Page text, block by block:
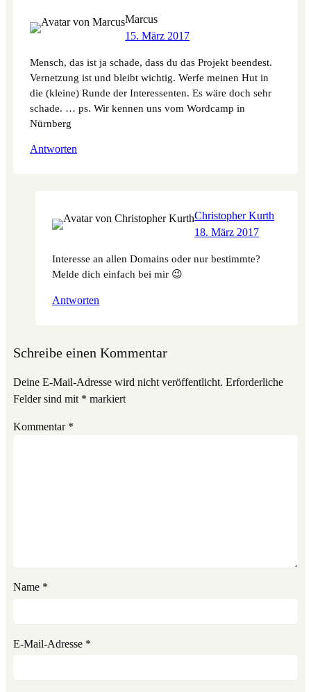
Marcus
15. März 2017
Mensch, das ist ja schade, dass du das Projekt beendest.
Vernetzung ist und bleibt wichtig. Werfe meinen Hut in
die (kleine) Runde der Interessenten. Es wäre doch sehr
schade. … ps. Wir kennen uns vom Wordcamp in
Nürnberg
Antworten
Christopher Kurth
18. März 2017
Interesse an allen Domains oder nur bestimmte?
Melde dich einfach bei mir 😉
Antworten
Schreibe einen Kommentar
Deine E-Mail-Adresse wird nicht veröffentlicht. Erforderliche
Felder sind mit * markiert
Kommentar *
Name *
E-Mail-Adresse *